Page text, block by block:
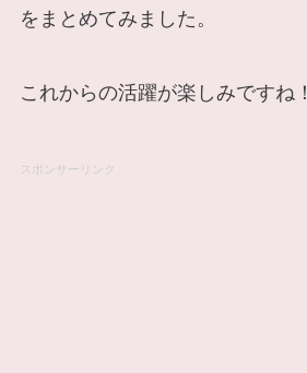
をまとめてみました。
これからの活躍が楽しみですね！
スポンサーリンク